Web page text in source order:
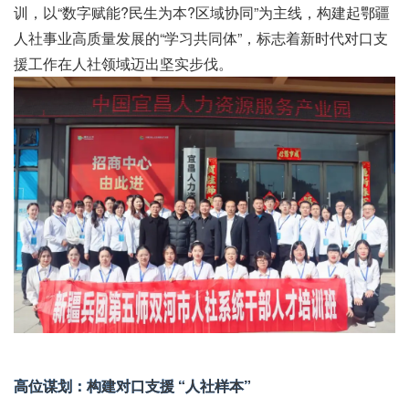
训，以“数字赋能?民生为本?区域协同”为主线，构建起鄂疆
人社事业高质量发展的“学习共同体”，标志着新时代对口支
援工作在人社领域迈出坚实步伐。
高位谋划：构建对口支援 “人社样本”